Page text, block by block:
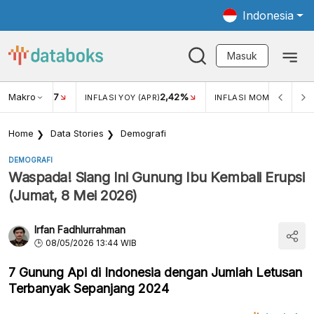
Indonesia
Masuk
Makro
USD/IDR 17 INFLASI YOY (APR)2,42% INFLASI MOM (MAR)
Home Data Stories Demografi
DEMOGRAFI
Waspada! Siang Ini Gunung Ibu Kembali Erupsi
(Jumat, 8 Mei 2026)
Irfan Fadhlurrahman
08/05/2026 13:44 WIB
7 Gunung Api di Indonesia dengan Jumlah Letusan
Terbanyak Sepanjang 2024